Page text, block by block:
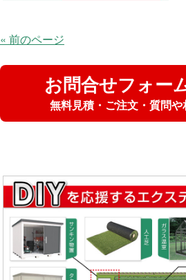
« 前のページ
お問合せフォー
無料見積・ご注文・質問